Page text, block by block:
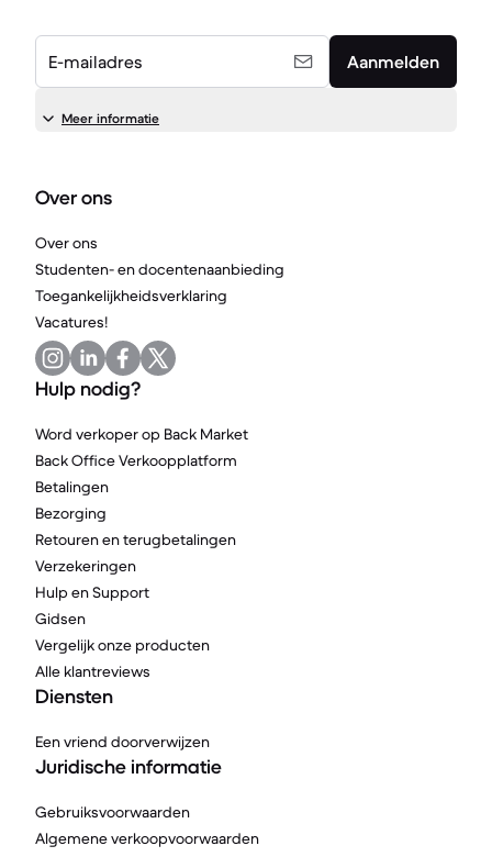
E-mailadres Aanmelden
Meer informatie
Over ons
Over ons
Studenten- en docentenaanbieding
Toegankelijkheidsverklaring
Vacatures!
Hulp nodig?
Word verkoper op Back Market
Back Office Verkoopplatform
Betalingen
Bezorging
Retouren en terugbetalingen
Verzekeringen
Hulp en Support
Gidsen
Vergelijk onze producten
Alle klantreviews
Diensten
Een vriend doorverwijzen
Juridische informatie
Gebruiksvoorwaarden
Algemene verkoopvoorwaarden